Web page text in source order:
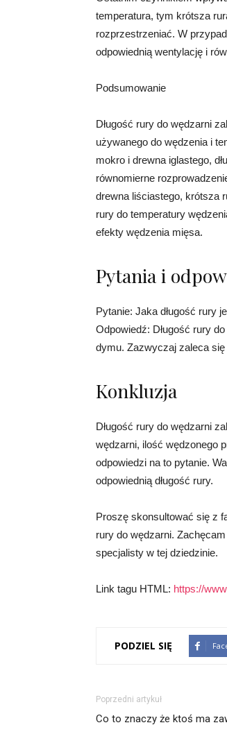
temperatura, tym krótsza
rozprzestrzeniać. W
odpowiednią wentylację i
Podsumowanie
Długość rury do wędzarni
używanego do wędzenia i
mokro i drewna iglastego,
równomierne
drewna liściastego, krótsza
rury do temperatury
efekty wędzenia mięsa.
Pytania i
Pytanie: Jaka długość rury
Odpowiedź: Długość rury
dymu. Zazwyczaj zaleca się
Konkluzja
Długość rury do wędzarni
wędzarni, ilość wędzonego
odpowiedzi na to pytanie.
odpowiednią długość rury.
Proszę skonsultować się z
rury do wędzarni.
specjalisty w tej dziedzinie.
Link tagu HTML: https://
PODZIEL SIĘ
Poprzedni artykuł
Co to znaczy że ktoś ma